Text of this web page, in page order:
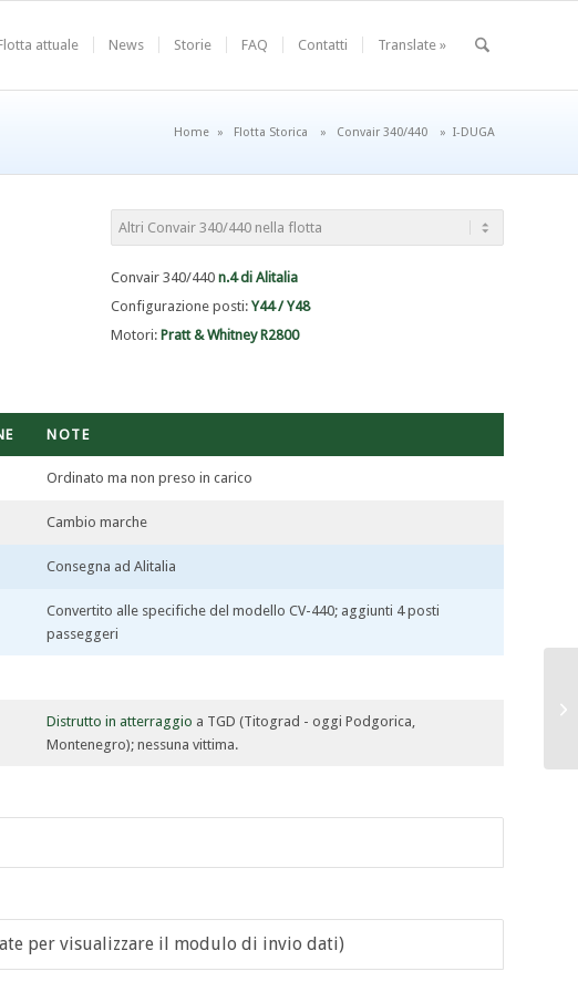
attuale News Storie FAQ Contatti Translate »
Home » Flotta Storica » Convair 340/440 » I-DUGA
Convair 340/440n.4 di Alitalia
Configurazione posti:Y44 / Y48
Motori: Pratt & Whitney R2800
NOTE
Ordinato ma non preso in carico
Cambio marche
Consegna ad Alitalia
Convertito alle specifiche del modello CV-440; aggiunti 4 posti
passeggeri
Distrutto in atterraggio a TGD (Titograd - oggi Podgorica,
Montenegro); nessuna vittima.
per visualizzare il modulo di invio dati)